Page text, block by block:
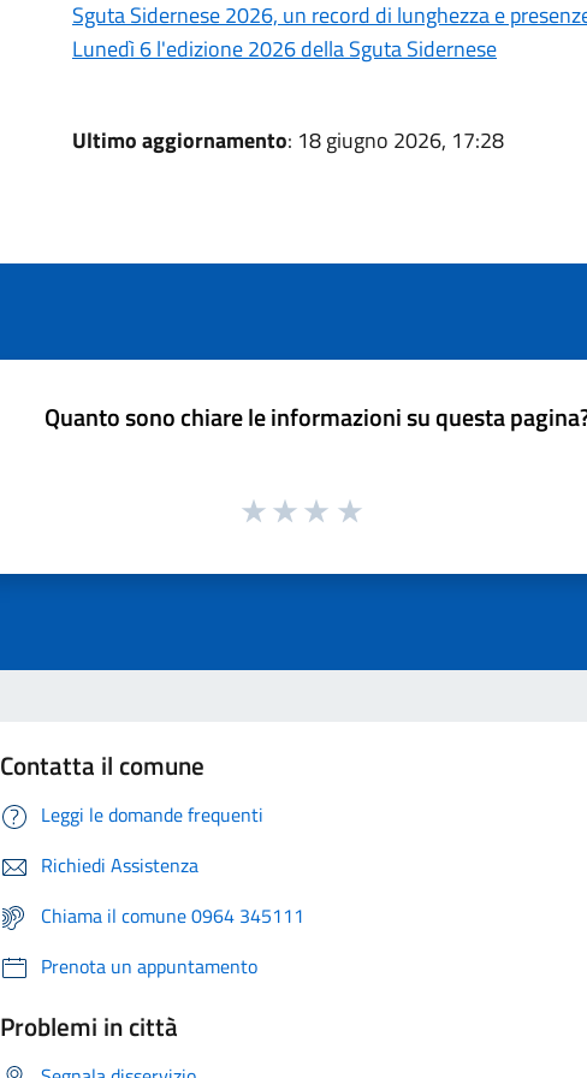
Sguta Sidernese 2026, un record di lunghezza e
Lunedì 6 l'edizione 2026 della Sguta Sidernese
Ultimo aggiornamento: 18 giugno 2026, 17:28
Quanto sono chiare le informazioni su questa
Contatta il comune
Leggi le domande frequenti
Richiedi Assistenza
Chiama il comune 0964 345111
Prenota un appuntamento
Problemi in città